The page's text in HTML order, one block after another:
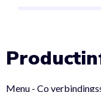
Menu - Co